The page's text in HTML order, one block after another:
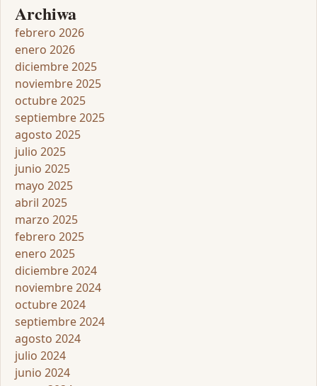
Archiwa
febrero 2026
enero 2026
diciembre 2025
noviembre 2025
octubre 2025
septiembre 2025
agosto 2025
julio 2025
junio 2025
mayo 2025
abril 2025
marzo 2025
febrero 2025
enero 2025
diciembre 2024
noviembre 2024
octubre 2024
septiembre 2024
agosto 2024
julio 2024
junio 2024